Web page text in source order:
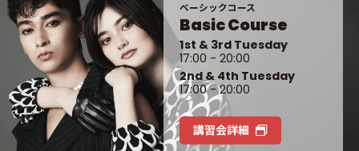
ベーシックコース
Basic Course
1st & 3rd Tuesday
17:00 - 20:00
2nd & 4th Tuesday
17:00 - 20:00
講習会詳細